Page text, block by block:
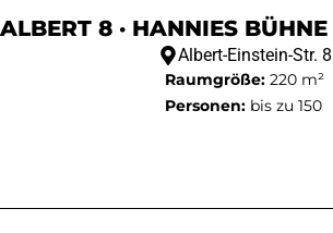
ALBERT 8 · HANNIES BÜHNE
Albert-Einstein-Str. 8
Raumgröße: 220 m²
Personen: bis zu 150